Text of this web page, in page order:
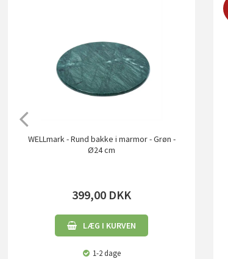
WELLmark - Rund bakke i marmor - Grøn -
Ø24 cm
399,00 DKK
LÆG I KURVEN
1-2 dage